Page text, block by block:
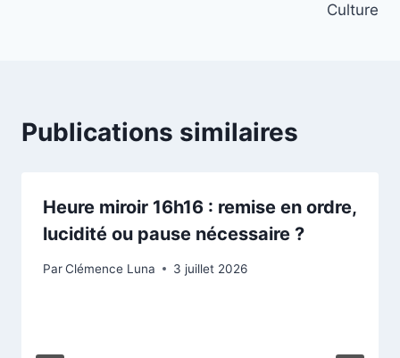
Culture
Publications similaires
Heure miroir 16h16 : remise en ordre,
lucidité ou pause nécessaire ?
ParClémence Luna 3 juillet 2026